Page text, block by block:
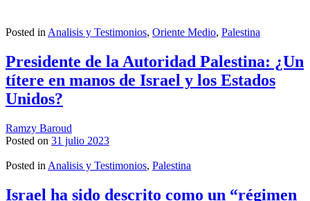
Posted in Analisis y Testimonios, Oriente Medio, Palestina
Presidente de la Autoridad Palestina: ¿Un
títere en manos de Israel y los Estados
Unidos?
Ramzy Baroud
Posted on 31 julio 2023
Posted in Analisis y Testimonios, Palestina
Israel ha sido descrito como un “régimen